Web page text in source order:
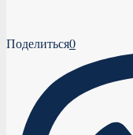
Поделиться0